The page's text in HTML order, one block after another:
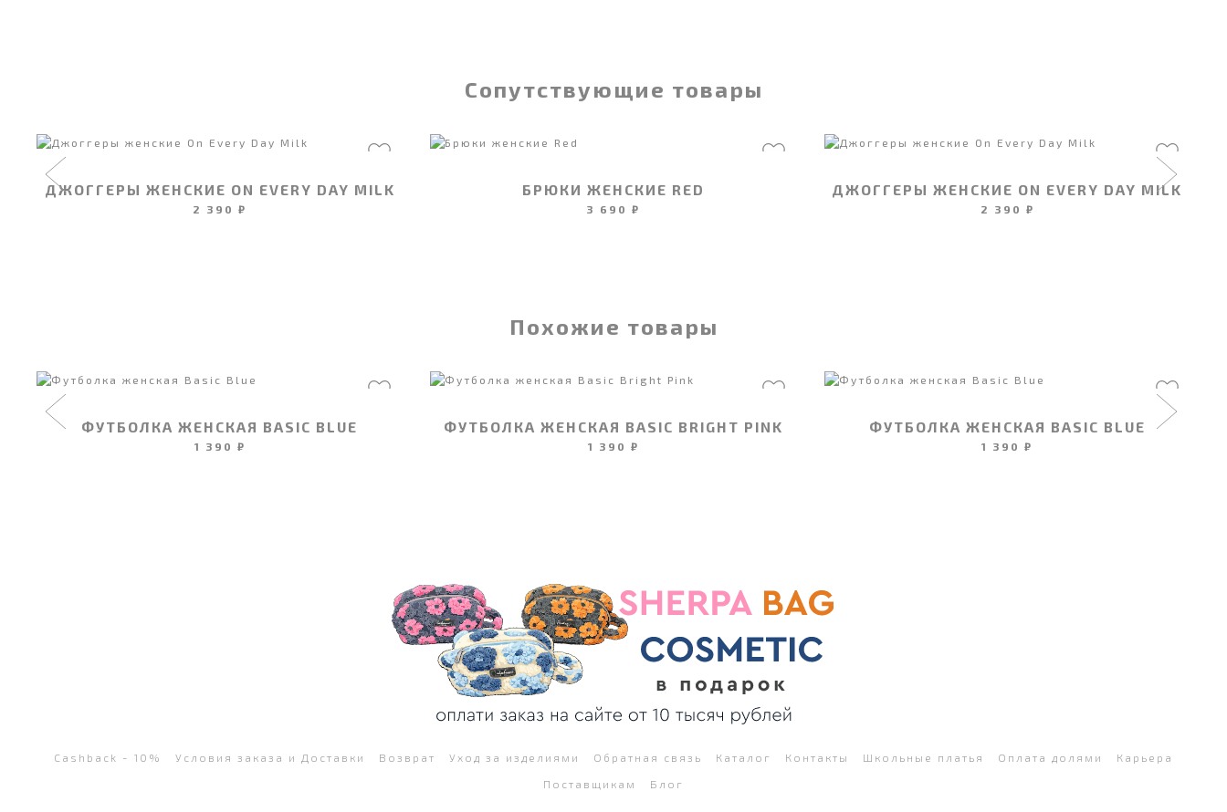
Сопутствующие товары
ДЖОГГЕРЫ ЖЕНСКИЕ ON EVERY DAY MILK
2 390 ₽
БРЮКИ ЖЕНСКИЕ RED
3 690 ₽
ДЖОГГЕРЫ ЖЕНСКИЕ ON EVERY DAY MILK
2 390 ₽
Похожие товары
ФУТБОЛКА ЖЕНСКАЯ BASIC BLUE
1 390 ₽
ФУТБОЛКА ЖЕНСКАЯ BASIC BRIGHT PINK
1 390 ₽
ФУТБОЛКА ЖЕНСКАЯ BASIC BLUE
1 390 ₽
Cashback - 10% Условия заказа и Доставки Возврат Уход за изделиями Обратная связь Каталог Контакты Школьные платья Оплата долями Карьера
Поставщикам Блог